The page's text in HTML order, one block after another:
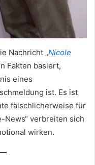
Nachricht „Nicole
Fakten basiert,
eines
ist. Es ist
fälschlicherweise für
News“ verbreiten sich
wirken.